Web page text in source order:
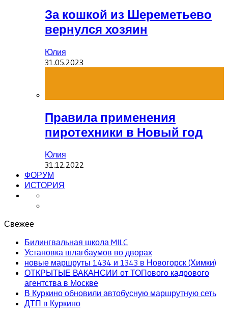
За кошкой из Шереметьево
вернулся хозяин
Юлия
31.05.2023
Правила применения
пиротехники в Новый год
Юлия
31.12.2022
ФОРУМ
ИСТОРИЯ
Свежее
Билингвальная школа MILC
Установка шлагбаумов во дворах
новые маршруты 1434 и 1343 в Новогорск (Химки)
ОТКРЫТЫЕ ВАКАНСИИ от ТОПового кадрового
агентства в Москве
В Куркино обновили автобусную маршрутную сеть
ДТП в Куркино